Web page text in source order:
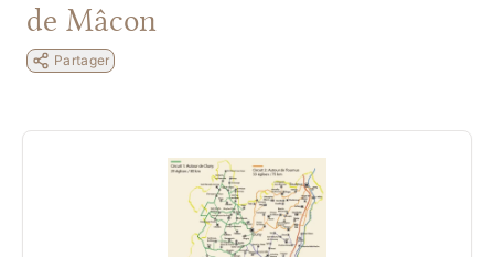
de Mâcon
Partager